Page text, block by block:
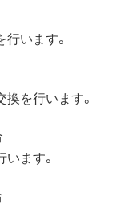
います。
を行います。
ます。